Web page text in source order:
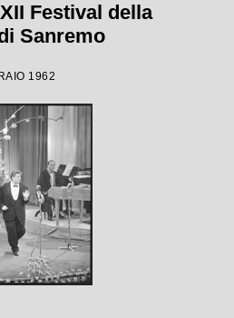
Festival della
Sanremo
1962